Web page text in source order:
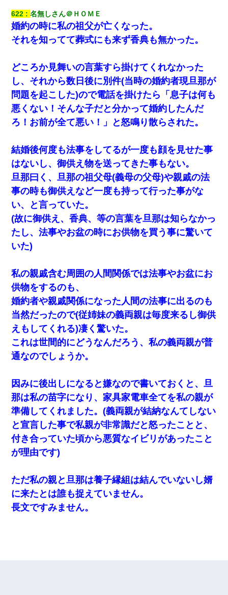
622 名無しさん＠ＨＯＭＥ
婚約の時に私の祖父が亡くなった。
それを知ってて葬式にも来ず香典も無かった。
どころか見舞いの言葉すら掛けてくれなかった
し、それから数日後に別件(当時の婚約者現旦那が
問題を起こした)ので電話を掛けたら「息子は何も
悪くない！そんな子だと分かって婚約したんだ
ろ！お前が全て悪い！」と怒鳴り散らされた。
結婚後何度も法事をしてるが一度も顔を見せた事
はないし、御供え物を送ってきた事もない。
旦那曰く、旦那の祖父母(義母の父母)や親戚の法
事の時も御供えなど一度も持って行った事がな
い、と言っていた。
(故に御供え、香典、等の言葉を旦那は知らなかっ
たし、法事やお盆の時にお供物を買う事に驚いて
いた)
私の親戚含む周囲の人間関係では法事やお盆にお
供物をするのも、
婚約者や親戚関係になった人間の法事に出るのも
当然だったので(従姉妹の義両親は毎度来るし御供
えもしてくれる)凄く驚いた。
これは世間的にどうなんだろう、私の義両親が普
通なのでしょうか。
因みに後出しになると嫌なので書いておくと、旦
那は私の苗字になり、家具家電車全てを私の親が
準備してくれました。(義両親が結納なんてしない
と宣言した事で私親が非常識だと怒ったことと、
付き合っていた頃から悪質なイビリがあったこと
が理由です)
ただ私の親と旦那は養子縁組は結んでいないし婿
に来たとは誰も捉えていません。
長文ですみません。